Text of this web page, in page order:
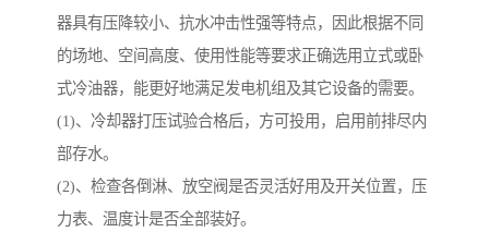
器具有压降较小、抗水冲击性强等特点，因此根据不同
的场地、空间高度、使用性能等要求正确选用立式或卧
式冷油器，能更好地满足发电机组及其它设备的需要。
(1)、冷却器打压试验合格后，方可投用，启用前排尽内
部存水。
(2)、检查各倒淋、放空阀是否灵活好用及开关位置，压
力表、温度计是否全部装好。